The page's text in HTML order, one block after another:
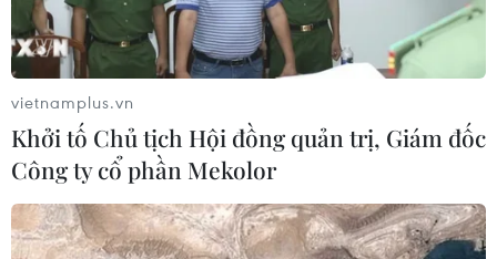
Làm sâu sắc hơn quan hệ Đối tác
chiến lược toàn diện Việt Nam-Thái
05/08/2026 03:22
lược toàn diện Việt Nam-Thái Lan
04/08/2026 23:22
vietnamplus.vn
Khởi tố Chủ tịch Hội đồng quản trị, Giám đốc
Công ty cổ phần Mekolor